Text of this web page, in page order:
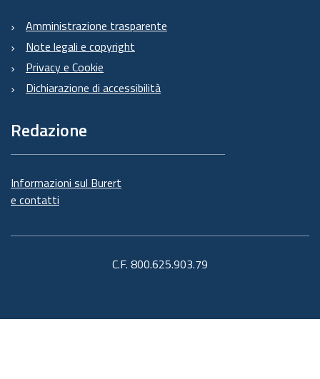
Amministrazione trasparente
Note legali e copyright
Privacy e Cookie
Dichiarazione di accessibilità
Redazione
Informazioni sul Burert
e contatti
C.F. 800.625.903.79